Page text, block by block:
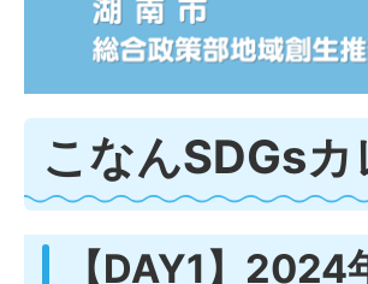
こなんSDGs
【DAY1】